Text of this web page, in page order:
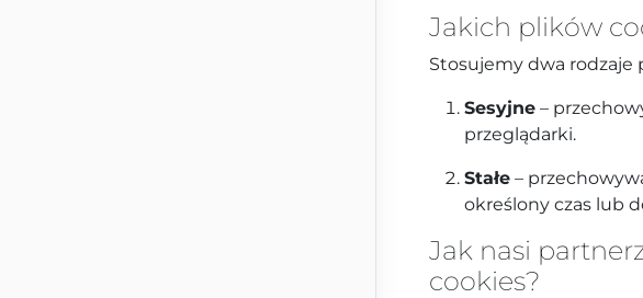
Jakich plików
Stosujemy dwa rodzaje
Sesyjne –
przeglądarki.
Stałe –
określony czas lub
Jak nasi
cookies?